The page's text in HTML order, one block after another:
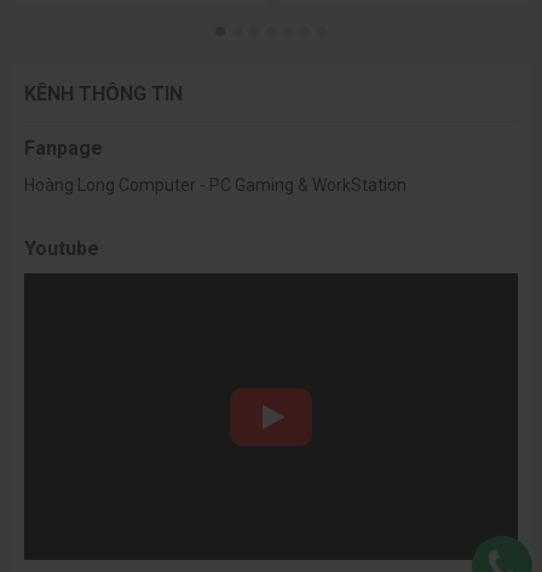
KÊNH THÔNG TIN
Fanpage
Hoàng Long Computer - PC Gaming & WorkStation
Youtube